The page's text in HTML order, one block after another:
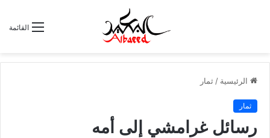
القائمة
الرئيسية / ثمار
ثمار
رسائل غرامشي إلى أمه